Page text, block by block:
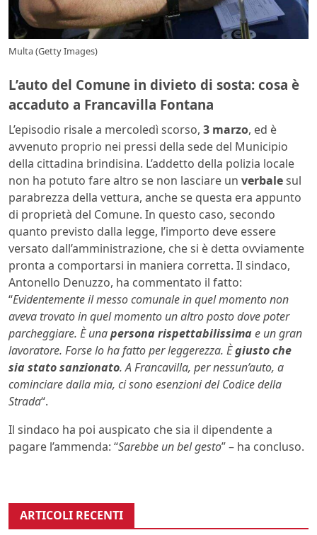
Multa (Getty Images)
L’auto del Comune in divieto di sosta: cosa è
accaduto a Francavilla Fontana
L’episodio risale a mercoledì scorso, 3 marzo, ed è
avvenuto proprio nei pressi della sede del Municipio
della cittadina brindisina. L’addetto della polizia locale
non ha potuto fare altro se non lasciare un verbalesul
parabrezza della vettura, anche se questa era appunto
di proprietà del Comune. In questo caso, secondo
quanto previsto dalla legge, l’importo deve essere
versato dall’amministrazione, che si è detta ovviamente
pronta a comportarsi in maniera corretta. Il sindaco,
Antonello Denuzzo, ha commentato il fatto:
“Evidentemente il messo comunale in quel momento non
aveva trovato in quel momento un altro posto dove poter
parcheggiare. È unapersona rispettabilissimae un gran
lavoratore. Forse lo ha fatto per leggerezza. Ègiusto che
sia stato sanzionato. A Francavilla, per nessun’auto, a
cominciare dalla mia, ci sono esenzioni del Codice della
Strada“.
Il sindaco ha poi auspicato che sia il dipendente a
pagare l’ammenda: “Sarebbe un bel gesto” – ha concluso.
ARTICOLI RECENTI